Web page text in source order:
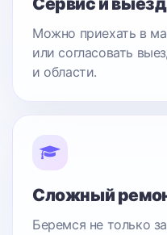
Можно приехать в
или согласовать
и области.
Сложный
Беремся не только